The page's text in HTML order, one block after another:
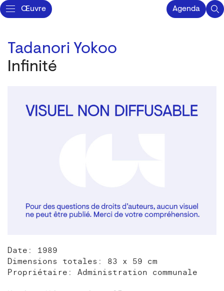
Œuvre Agenda
Tadanori Yokoo
Infinité
Date: 1989
Dimensions totales: 83 x 59 cm
Propriétaire: Administration communale